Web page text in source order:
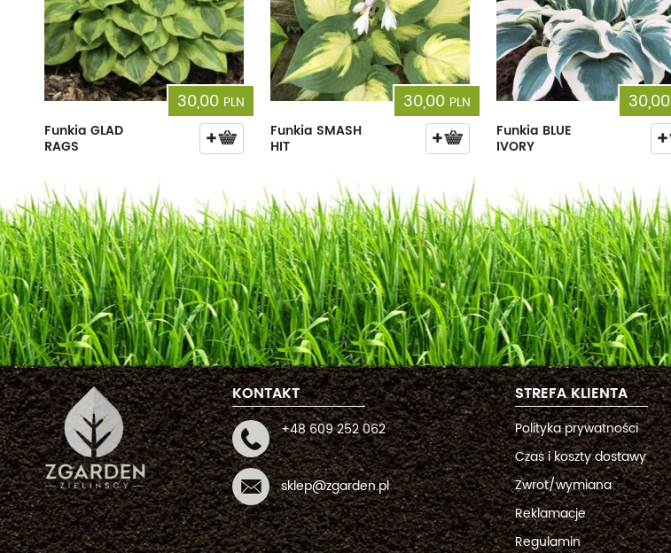
30,00 PLN
Funkia GLAD
RAGS
30,00 PLN
Funkia SMASH
HIT
30,00
Funkia BLUE
IVORY
KONTAKT
+48 609 252 062
sklep@zgarden.pl
STREFA KLIENTA
Polityka prywatności
Czas i koszty dostawy
Zwrot/wymiana
Reklamacje
Regulamin